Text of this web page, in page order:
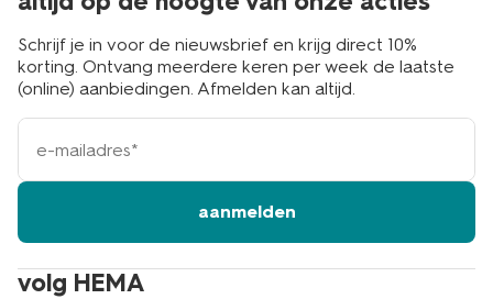
volg HEMA
Schrijf je in voor de nieuwsbrief en krijg direct 10%
korting. Ontvang meerdere keren per week de laatste
(online) aanbiedingen. Afmelden kan altijd.
e-
mailadres
aanmelden